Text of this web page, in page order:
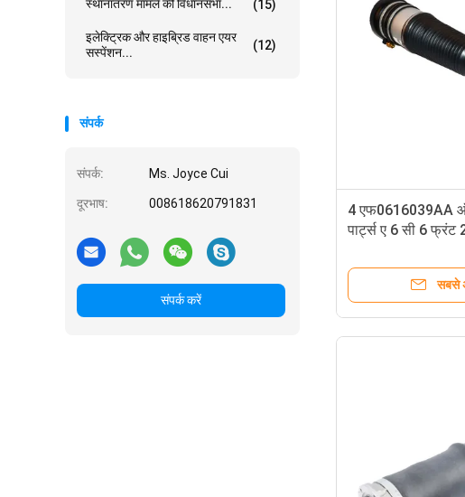
स्थानांतरण मामले की विधानसभा... (15)
इलेक्ट्रिक और हाइब्रिड वाहन एयर
सस्पेंशन...
(12)
संपर्क
संपर्क: Ms. Joyce Cui
दूरभाष: 008618620791831
संपर्क करें
4 एफ0616039AA
पार्ट्स ए 6 सी 6
सबसे